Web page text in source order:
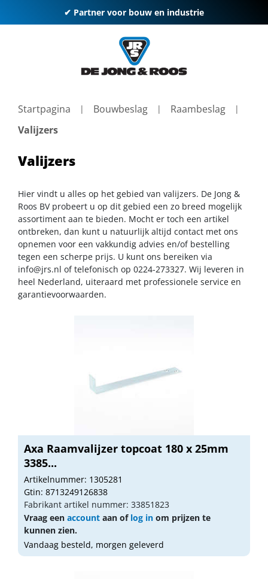
✔ Partner voor bouw en industrie
Startpagina Bouwbeslag
Raambeslag
Valijzers
Valijzers
Hier vindt u alles op het gebied van valijzers. De Jong &
Roos BV probeert u op dit gebied een zo breed mogelijk
assortiment aan te bieden. Mocht er toch een artikel
ontbreken, dan kunt u natuurlijk altijd contact met ons
opnemen voor een vakkundig advies en/of bestelling
tegen een scherpe prijs. U kunt ons bereiken via
info@jrs.nl of telefonisch op 0224-273327. Wij leveren in
heel Nederland, uiteraard met professionele service en
garantievoorwaarden.
Axa Raamvalijzer topcoat 180 x 25mm
3385...
Artikelnummer: 1305281
Gtin: 8713249126838
Fabrikant artikel nummer: 33851823
Vraag een account aan of log in om prijzen te
kunnen zien.
Vandaag besteld, morgen geleverd